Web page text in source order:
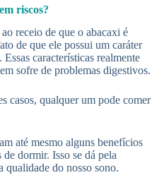
riscos?
receio de que o abacaxi é
de que ele possui um caráter
características realmente
sofre de problemas digestivos.
casos, qualquer um pode comer
até mesmo alguns benefícios
dormir. Isso se dá pela
qualidade do nosso sono.